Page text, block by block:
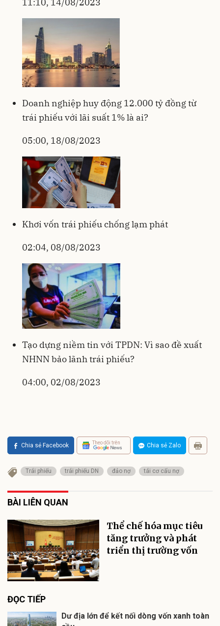
Doanh nghiệp huy động 12.000 tỷ đồng từ
trái phiếu với lãi suất 1% là ai?
05:00, 18/08/2023
Khơi vốn trái phiếu chống lạm phát
02:04, 08/08/2023
Tạo dựng niềm tin với TPDN: Vì sao đề xuất
NHNN bảo lãnh trái phiếu?
04:00, 02/08/2023
Chia sẻ Facebook Theo dõi trên Chia sẻ Zalo
Trái phiếu trái phiếu DN đảo nợ tái cơ cấu nợ
BÀI LIÊN QUAN
Thể chế hóa mục tiêu
tăng trưởng và phát
triển thị trường vốn
ĐỌC TIẾP
Dư địa lớn để kết nối dòng vốn xanh toàn